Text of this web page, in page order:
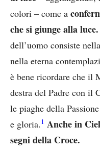
colori – come a
che si giunge alla luce.
dell’uomo consiste
nella eterna
è bene ricordare che il
destra del Padre con il
le piaghe della
e gloria.1 Anche in
segni della Croce.